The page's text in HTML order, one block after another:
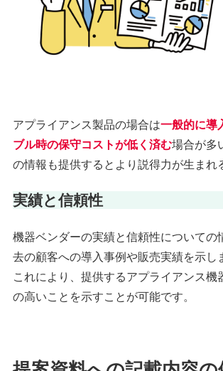
アプライアンス製品の場合は一般的に導
ブル時の保守コストが低く済む場合が多
の情報も提供するとより説得力が生まれ
実績と信頼性
機器ベンダーの実績と信頼性についての
去の顧客への導入事例や販売実績を示し
これにより、提供するアプライアンス機
の高いことを示すことが可能です。